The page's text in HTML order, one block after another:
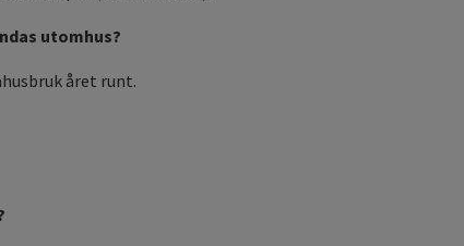
utomhus?
året runt.